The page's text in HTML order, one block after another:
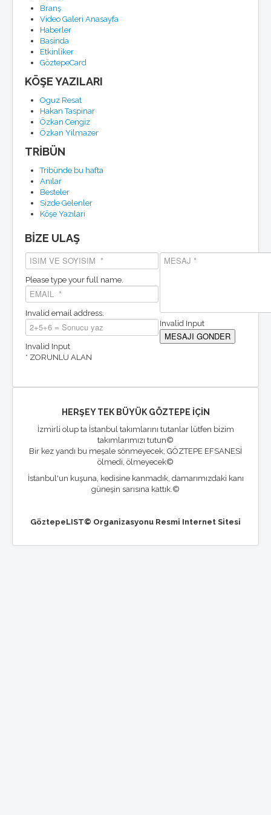
Branş
Video Galeri Anasayfa
Haberler
Basinda
Etkinliker
GöztepeCard
KÖŞE YAZILARI
Oguz Resat
Hakan Taspinar
Özkan Cengiz
Özkan Yilmazer
TRİBÜN
Tribünde bu hafta
Anılar
Besteler
Sizde Gelenler
Köşe Yazılari
BİZE ULAŞ
Please type your full name.
Invalid email address.
Invalid Input
* ZORUNLU ALAN
Invalid Input
HERŞEY TEK BÜYÜK GÖZTEPE İÇİN
İzmirli olup ta İstanbul takımlarını tutanlar lütfen bizim
takımlarımızı tutun©
Bir kez yandı bu meşale sönmeyecek, GÖZTEPE EFSANESİ
ölmedi, ölmeyecek©
İstanbul'un kuşuna, kedisine kanmadık, damarımızdaki kanı
güneşin sarısına kattık.©
GöztepeLIST© Organizasyonu Resmi Internet Sitesi